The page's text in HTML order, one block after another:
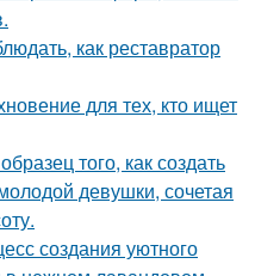
как реставратор
для тех, кто ищет
того, как создать
девушки, сочетая
создания уютного